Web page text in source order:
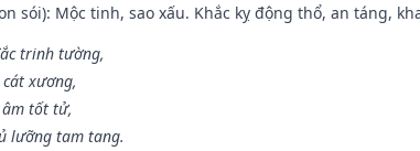
sói): Mộc tinh, sao xấu. Khắc kỵ động thổ, an táng,
trinh tường,
xương,
tốt tử,
lưỡng tam tang.